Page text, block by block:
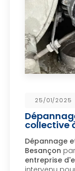
25/01/2025
et
à
et
par